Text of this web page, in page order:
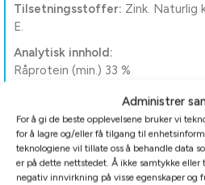
Administrer
For å gi de beste opplevelsene bruker vi
for å lagre og/eller få tilgang til
teknologiene vil tillate oss å behandle data
er på dette nettstedet. Å ikke samtykke eller
negativ innvirkning på visse egenskaper og
Tilsetningsstoffer: Zink. Naturlig
E.
Analytisk innhold:
Råprotein (min.) 33 %
Råfiber (maks.) 5 %
Fuktighet 12 %
Kalsium / Phosphorus (min.) 1,5 % /
Omega-6 / Omega-3 (min.) 2,7 %